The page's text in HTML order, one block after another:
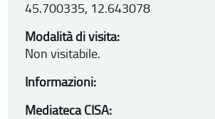
45.700335, 12.643078
Modalità di visita:
Non visitabile.
Informazioni:
Mediateca CISA: